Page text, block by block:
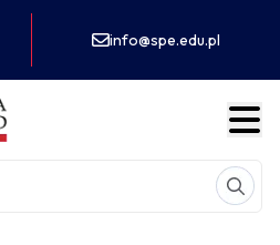
info@spe.edu.pl